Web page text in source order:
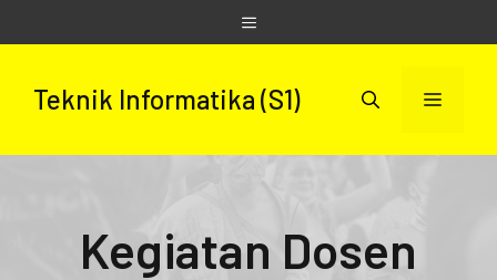
to
Menu
Teknik Informatika (S1) Menu
Kegiatan Dosen